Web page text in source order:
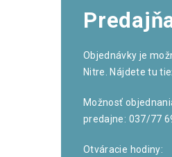
Objednávky je
Nitre. Nájdete tu
Možnosť
predajne: 037/77
Otváracie hodiny: